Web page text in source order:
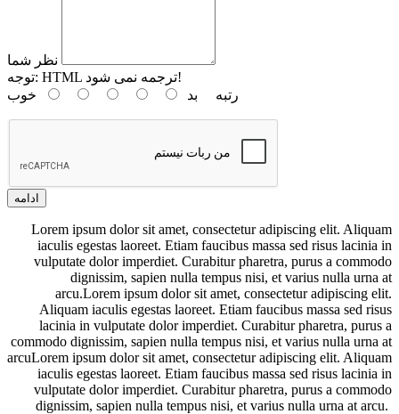
نظر شما
توجه:
HTML ترجمه نمی شود!
رتبه بد خوب
ادامه
Lorem ipsum dolor sit amet, consectetur adipiscing elit. Aliquam
iaculis egestas laoreet. Etiam faucibus massa sed risus lacinia in
vulputate dolor imperdiet. Curabitur pharetra, purus a commodo
dignissim, sapien nulla tempus nisi, et varius nulla urna at
arcu.Lorem ipsum dolor sit amet, consectetur adipiscing elit.
Aliquam iaculis egestas laoreet. Etiam faucibus massa sed risus
lacinia in vulputate dolor imperdiet. Curabitur pharetra, purus a
commodo dignissim, sapien nulla tempus nisi, et varius nulla urna at
arcuLorem ipsum dolor sit amet, consectetur adipiscing elit. Aliquam
iaculis egestas laoreet. Etiam faucibus massa sed risus lacinia in
vulputate dolor imperdiet. Curabitur pharetra, purus a commodo
dignissim, sapien nulla tempus nisi, et varius nulla urna at arcu.